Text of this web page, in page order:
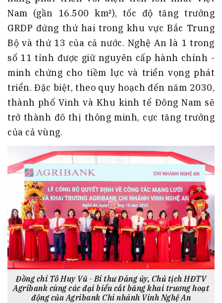
Nam (gần 16.500 km²), tốc độ tăng trưởng
GRDP đứng thứ hai trong khu vực Bắc Trung
Bộ và thứ 13 của cả nước. Nghệ An là 1 trong
số 11 tỉnh được giữ nguyên cấp hành chính -
minh chứng cho tiềm lực và triển vọng phát
triển. Đặc biệt, theo quy hoạch đến năm 2030,
thành phố Vinh và Khu kinh tế Đông Nam sẽ
trở thành đô thị thông minh, cực tăng trưởng
của cả vùng.
Đồng chí Tô Huy Vũ - Bí thư Đảng ủy, Chủ tịch HĐTV
Agribank cùng các đại biểu cắt băng khai trương hoạt
động của Agribank Chi nhánh Vinh Nghệ An